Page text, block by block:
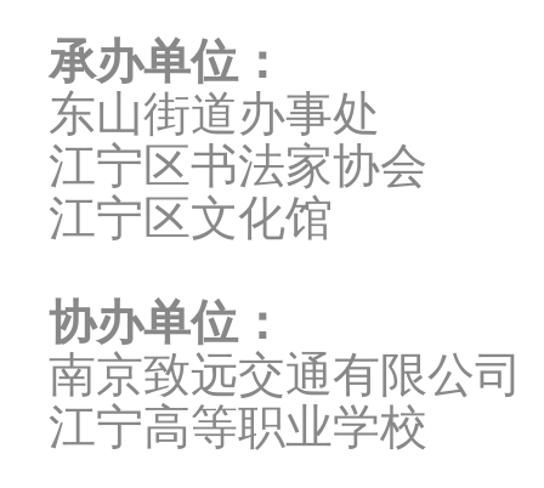
承办单位：
东山街道办事处
江宁区书法家协会
江宁区文化馆
协办单位：
南京致远交通有限公司
江宁高等职业学校